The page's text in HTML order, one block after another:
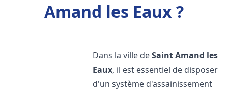
Amand les Eaux ?
Dans la ville deSaint Amand les
Eaux, il est essentiel de disposer
d'un système d'assainissement